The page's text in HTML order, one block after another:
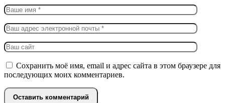
Сохранить моё имя, email и адрес сайта в этом браузере для
последующих моих комментариев.